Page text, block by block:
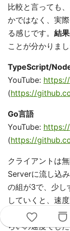
cat myfile |
https://ppng.io/
パフォーマ
オリジナルの実
Go言語で最小限
較をしました。
ほど、アップロ
損なわれるので
Goとの比較に興
を作り出せるGo
け差があるか知
比較と言っても
かではなく、実